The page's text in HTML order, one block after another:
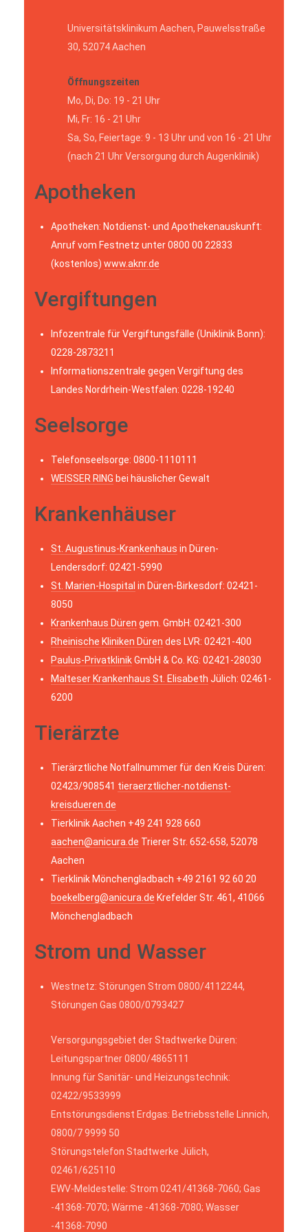
Universitätsklinikum Aachen, Pauwelsstraße
30, 52074 Aachen
Öffnungszeiten
Mo, Di, Do: 19 - 21 Uhr
Mi, Fr: 16 - 21 Uhr
Sa, So, Feiertage: 9 - 13 Uhr und von 16 - 21 Uhr
(nach 21 Uhr Versorgung durch Augenklinik)
Apotheken
Apotheken: Notdienst- und Apothekenauskunft:
Anruf vom Festnetz unter 0800 00 22833
(kostenlos) www.aknr.de
Vergiftungen
Infozentrale für Vergiftungsfälle (Uniklinik Bonn):
0228-2873211
Informationszentrale gegen Vergiftung des
Landes Nordrhein-Westfalen: 0228-19240
Seelsorge
Telefonseelsorge: 0800-1110111
WEISSER RING bei häuslicher Gewalt
Krankenhäuser
St. Augustinus-Krankenhaus in Düren-
Lendersdorf: 02421-5990
St. Marien-Hospital in Düren-Birkesdorf: 02421-
8050
Krankenhaus Düren gem. GmbH: 02421-300
Rheinische Kliniken Düren des LVR: 02421-400
Paulus-PrivatklinikGmbH & Co. KG: 02421-28030
Malteser Krankenhaus St. Elisabeth Jülich: 02461-
6200
Tierärzte
Tierärztliche Notfallnummer für den Kreis Düren:
02423/908541 tieraerztlicher-notdienst-
kreisdueren.de
Tierklinik Aachen +49 241 928 660
aachen@anicura.de Trierer Str. 652-658, 52078
Aachen
Tierklinik Mönchengladbach +49 2161 92 60 20
boekelberg@anicura.de Krefelder Str. 461, 41066
Mönchengladbach
Strom und Wasser
Westnetz: Störungen Strom 0800/4112244,
Störungen Gas 0800/0793427
Versorgungsgebiet der Stadtwerke Düren:
Leitungspartner 0800/4865111
Innung für Sanitär- und Heizungstechnik:
02422/9533999
Entstörungsdienst Erdgas: Betriebsstelle Linnich,
0800/7 9999 50
Störungstelefon Stadtwerke Jülich,
02461/625110
EWV-Meldestelle: Strom 0241/41368-7060; Gas
-41368-7070; Wärme -41368-7080; Wasser
-41368-7090